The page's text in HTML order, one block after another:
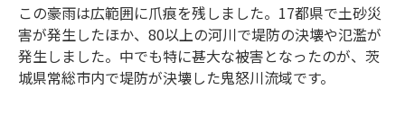
この豪雨は広範囲に爪痕を残しました。17都県で土砂災
害が発生したほか、80以上の河川で堤防の決壊や氾濫が
発生しました。中でも特に甚大な被害となったのが、茨
城県常総市内で堤防が決壊した鬼怒川流域です。